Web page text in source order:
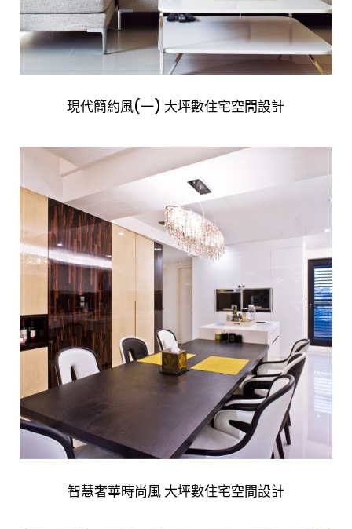
現代簡約風(一) 大坪數住宅空間設計
智慧奢華時尚風 大坪數住宅空間設計